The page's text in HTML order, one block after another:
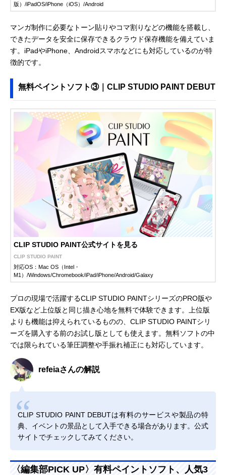
版）/iPadOS/iPhone（iOS）/Android
マンガ制作に必要なトーン貼りやコマ割りなどの機能を搭載し、
できたデータを安全に保存できるクラウド保存機能を備えていま
す。iPadやiPhone、Androidスマホなどにも対応しているのが特
徴的です。
無料ペイントソフト③｜CLIP STUDIO PAINT DEBUT
CLIP STUDIO PAINT公式サイトを見る
CLIP STUDIO PAINT
対応OS：Mac OS（Intel・
M1）/Windows/Chromebook/iPad/iPhone/Android/Galaxy
プロの現場で活躍するCLIP STUDIO PAINTシリーズのPRO版や
EX版など上位版と同じ描き心地を無料で体験できます。上位版
よりも機能は抑えられているものの、CLIP STUDIO PAINTシリ
ーズを購入する前のお試し版としても使えます。無料ソフトの中
では限られている筆圧調整や手振れ補正にも対応しています。
refeiaさんの解説
CLIP STUDIO PAINT DEBUTは有料のサービスや製品の特
典、イベントの景品として入手できる場合があります。公式
サイトでチェックしてみてください。
〈編集部PICK UP〉有料ペイントソフト、人気3